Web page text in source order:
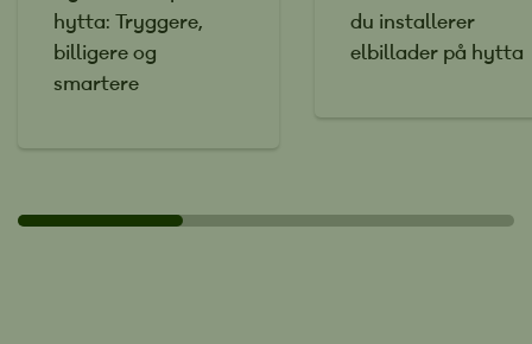
hytta: Tryggere,
billigere og
smartere
du installerer
elbillader på hytta